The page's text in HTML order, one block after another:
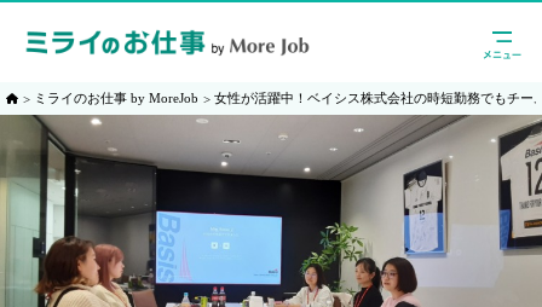
ミライのお仕事 by MoreJob 女性が活躍中！ベイシス株式会社の時短勤務でもチー